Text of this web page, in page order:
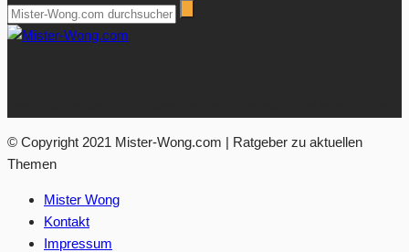
© Copyright 2021 Mister-Wong.com | Ratgeber zu aktuellen
Themen
Mister Wong
Kontakt
Impressum